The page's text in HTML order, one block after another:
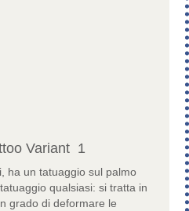
Variant 1
ha un tatuaggio sul palmo
qualsiasi: si tratta in
grado di deformare le